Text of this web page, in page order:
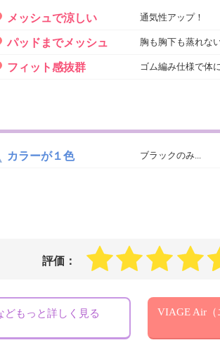
メッシュで涼しい 通気性アップ！
パッドまでメッシュ 胸も胸下も蒸れな
フィット感抜群 ゴム編み仕様で体
カラーが１色 ブラックのみ...
評価：
どもっと詳しく見る
VIAGE Air（